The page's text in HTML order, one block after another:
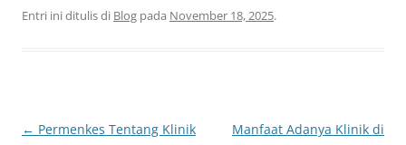
Entri ini ditulis di Blog pada November 18, 2025.
Navigasi
← Permenkes Tentang Klinik
Manfaat Adanya Klinik di